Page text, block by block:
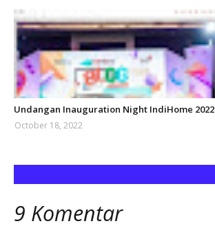
Undangan Inauguration Night IndiHome 2022
October 18, 2022
9 Komentar